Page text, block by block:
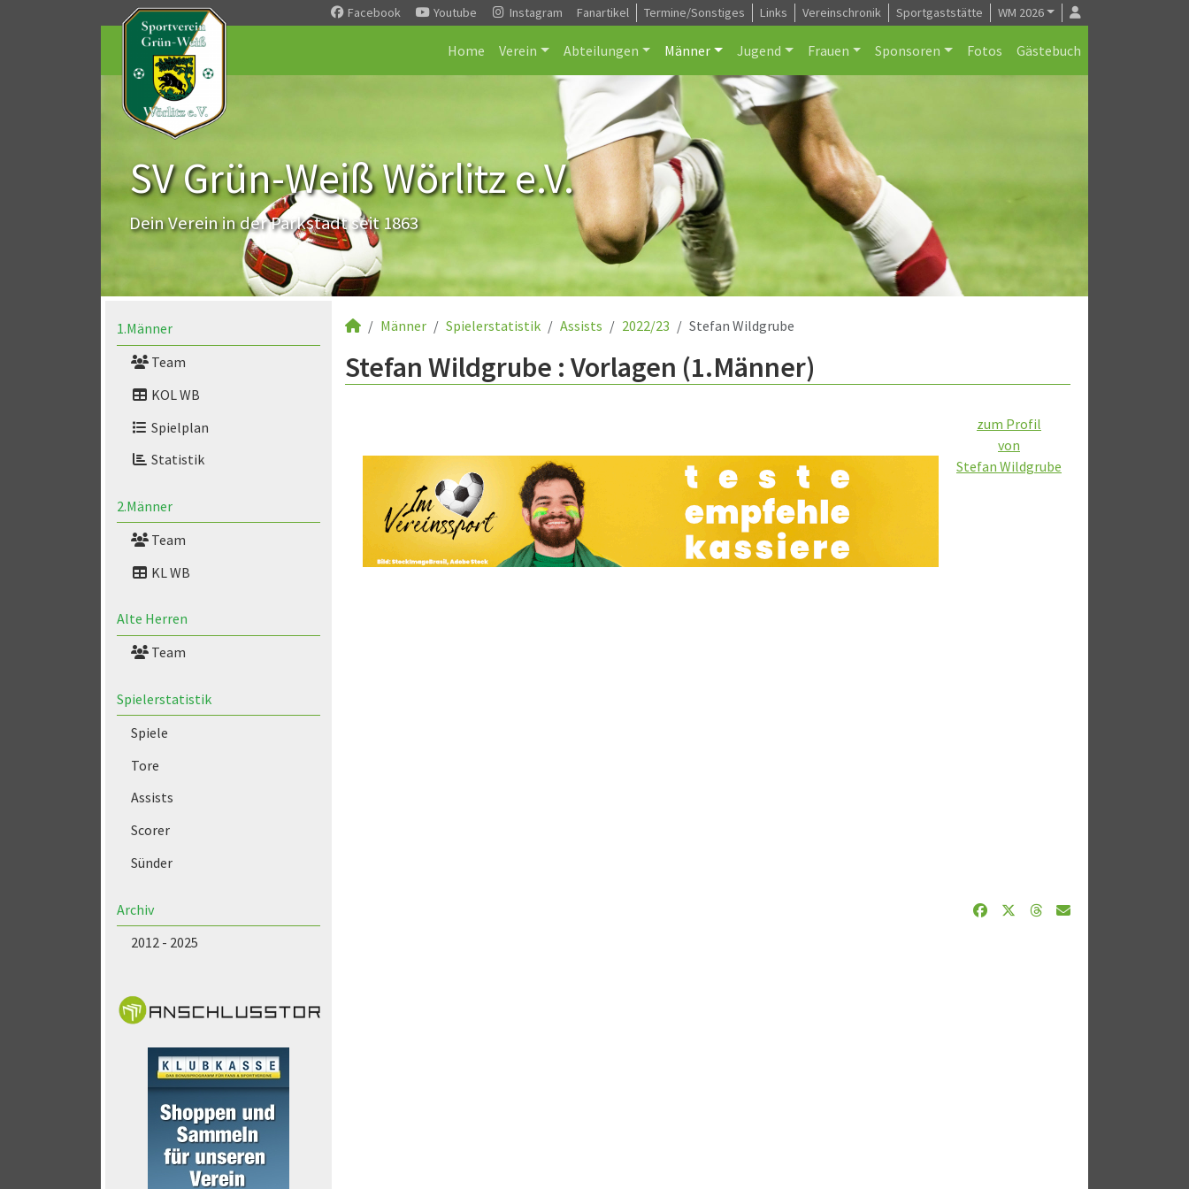
Facebook Youtube Instagram Fanartikel Termine/Sonstiges Links Vereinschronik Sportgaststätte WM 2026
Home Verein Abteilungen Männer Jugend Frauen Sponsoren Fotos Gästebuch
SV Grün-Weiß Wörlitz e.V.
Dein Verein in der Parkstadt seit 1863
1.Männer
Team
KOL WB
Spielplan
Statistik
2.Männer
Team
KL WB
Alte Herren
Team
Spielerstatistik
Spiele
Tore
Assists
Scorer
Sünder
Archiv
2012 - 2025
Männer Spielerstatistik Assists 2022/23 Stefan Wildgrube
Stefan Wildgrube : Vorlagen (1.Männer)
zum Profil
von
Stefan Wildgrube